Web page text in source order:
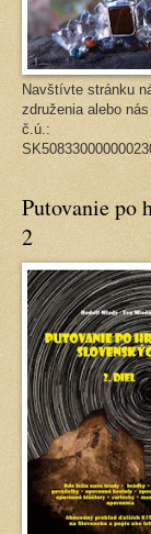
Navštívte stránku
združenia alebo
č.ú.:
Putovanie po
2